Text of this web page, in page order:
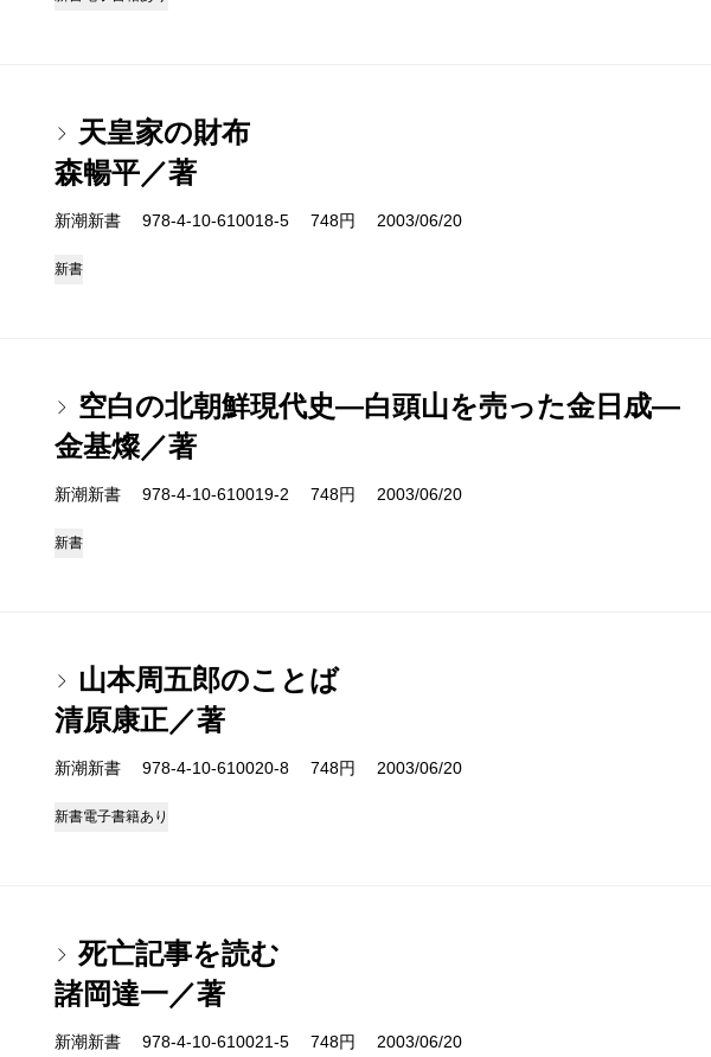
天皇家の財布
森暢平／著
新潮新書 978-4-10-610018-5 748円 2003/06/20
新書
空白の北朝鮮現代史―白頭山を売った金日成―
金基燦／著
新潮新書 978-4-10-610019-2 748円 2003/06/20
新書
山本周五郎のことば
清原康正／著
新潮新書 978-4-10-610020-8 748円 2003/06/20
新書電子書籍あり
死亡記事を読む
諸岡達一／著
新潮新書 978-4-10-610021-5 748円 2003/06/20